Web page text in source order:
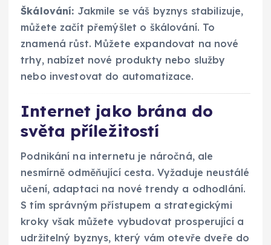
Škálování: Jakmile se váš byznys stabilizuje,
můžete začít přemýšlet o škálování. To
znamená růst. Můžete expandovat na nové
trhy, nabízet nové produkty nebo služby
nebo investovat do automatizace.
Internet jako brána do
světa příležitostí
Podnikání na internetu je náročná, ale
nesmírně odměňující cesta. Vyžaduje neustálé
učení, adaptaci na nové trendy a odhodlání.
S tím správným přístupem a strategickými
kroky však můžete vybudovat prosperující a
udržitelný byznys, který vám otevře dveře do